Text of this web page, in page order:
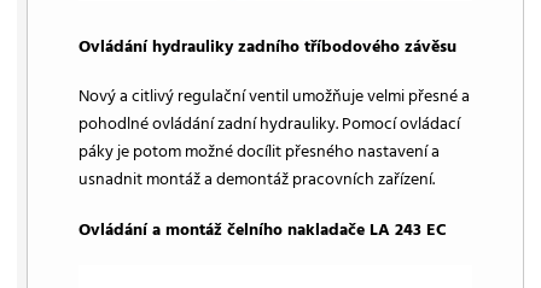
Ovládání hydrauliky zadního tříbodového závěsu
Nový a citlivý regulační ventil umožňuje velmi přesné a
pohodlné ovládání zadní hydrauliky. Pomocí ovládací
páky je potom možné docílit přesného nastavení a
usnadnit montáž a demontáž pracovních zařízení.
Ovládání a montáž čelního nakladače LA 243 EC